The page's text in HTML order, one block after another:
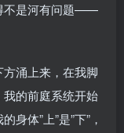
不是河有问题——
涌上来，在我脚
的前庭系统开始
身体”上”是”下”，